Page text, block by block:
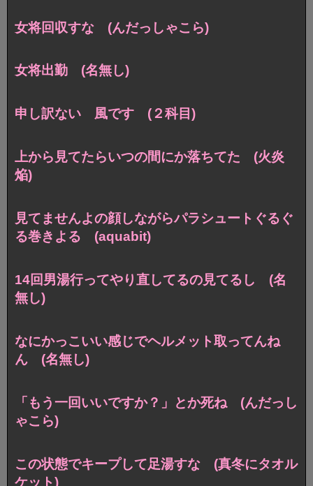
女将回収すな (んだっしゃこら)
女将出勤 (名無し)
申し訳ない 風です (２科目)
上から見てたらいつの間にか落ちてた (火炎
焔)
見てませんよの顔しながらパラシュートぐるぐ
る巻きよる (aquabit)
14回男湯行ってやり直してるの見てるし (名
無し)
なにかっこいい感じでヘルメット取ってんね
ん (名無し)
「もう一回いいですか？」とか死ね (んだっし
ゃこら)
この状態でキープして足湯すな (真冬にタオル
ケット)